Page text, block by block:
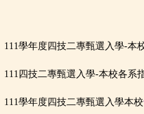
111學年度四技二專甄選入學-本
111四技二專甄選入學-本校各系
111學年度四技二專甄選入學本校